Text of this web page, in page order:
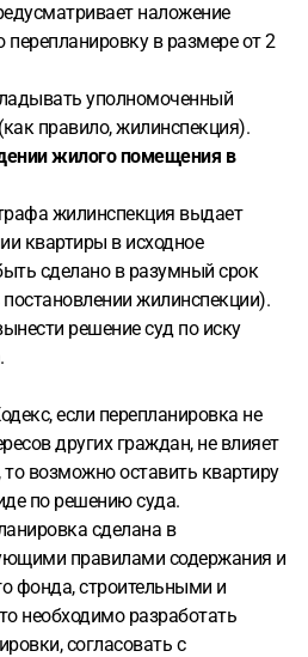
наложение
в размере от 2
уполномоченный
правило, жилинспекция).
жилого помещения в
жилинспекция выдает
квартиры в исходное
сделано в разумный срок
постановлении жилинспекции).
решение суд по иску
если перепланировка не
других граждан, не влияет
то возможно оставить квартиру
по решению суда.
сделана в
правилами содержания и
фонда, строительными и
необходимо разработать
согласовать с